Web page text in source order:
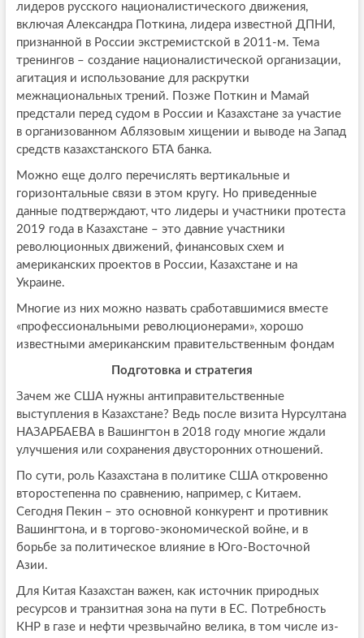
лидеров русского националистического движения,
включая Александра Поткина, лидера известной ДПНИ,
признанной в России экстремистской в 2011-м. Тема
тренингов – создание националистической организации,
агитация и использование для раскрутки
межнациональных трений. Позже Поткин и Мамай
предстали перед судом в России и Казахстане за участие
в организованном Аблязовым хищении и выводе на Запад
средств казахстанского БТА банка.
Можно еще долго перечислять вертикальные и
горизонтальные связи в этом кругу. Но приведенные
данные подтверждают, что лидеры и участники протеста
2019 года в Казахстане – это давние участники
революционных движений, финансовых схем и
американских проектов в России, Казахстане и на
Украине.
Многие из них можно назвать сработавшимися вместе
«профессиональными революционерами», хорошо
известными американским правительственным фондам
Подготовка и стратегия
Зачем же США нужны антиправительственные
выступления в Казахстане? Ведь после визита Нурсултана
НАЗАРБАЕВА в Вашингтон в 2018 году многие ждали
улучшения или сохранения двусторонних отношений.
По сути, роль Казахстана в политике США откровенно
второстепенна по сравнению, например, с Китаем.
Сегодня Пекин – это основной конкурент и противник
Вашингтона, и в торгово-экономической войне, и в
борьбе за политическое влияние в Юго-Восточной
Азии.
Для Китая Казахстан важен, как источник природных
ресурсов и транзитная зона на пути в ЕС. Потребность
КНР в газе и нефти чрезвычайно велика, в том числе из-